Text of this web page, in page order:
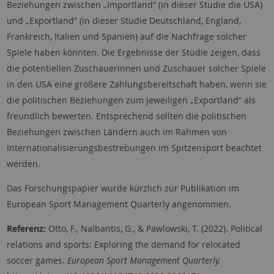
Beziehungen zwischen „Importland“ (in dieser Studie die USA)
und „Exportland“ (in dieser Studie Deutschland, England,
Frankreich, Italien und Spanien) auf die Nachfrage solcher
Spiele haben könnten. Die Ergebnisse der Studie zeigen, dass
die potentiellen Zuschauerinnen und Zuschauer solcher Spiele
in den USA eine größere Zahlungsbereitschaft haben, wenn sie
die politischen Beziehungen zum jeweiligen „Exportland“ als
freundlich bewerten. Entsprechend sollten die politischen
Beziehungen zwischen Ländern auch im Rahmen von
Internationalisierungsbestrebungen im Spitzensport beachtet
werden.
Das Forschungspapier wurde kürzlich zur Publikation im
European Sport Management Quarterly angenommen.
Referenz: Otto, F., Nalbantis, G., & Pawlowski, T. (2022). Political
relations and sports: Exploring the demand for relocated
soccer games. European Sport Management Quarterly.